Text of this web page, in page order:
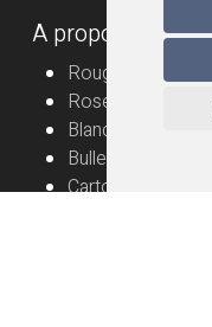
A propos
Rouge
Rosé
Blanc
Bulles
Cartons